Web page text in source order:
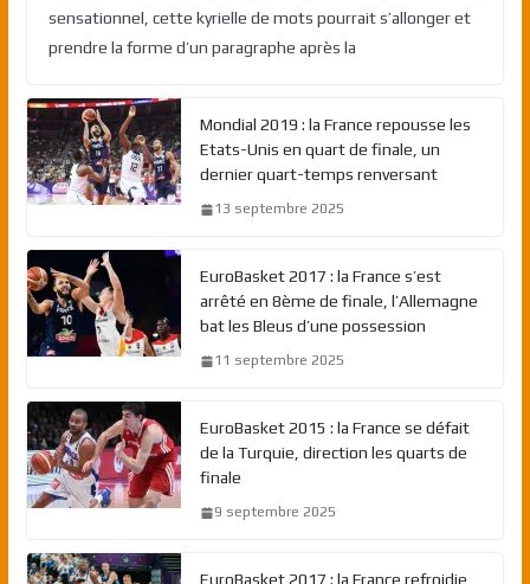
sensationnel, cette kyrielle de mots pourrait s’allonger et
prendre la forme d’un paragraphe après la
Mondial 2019 : la France repousse les
Etats-Unis en quart de finale, un
dernier quart-temps renversant
13 septembre 2025
EuroBasket 2017 : la France s’est
arrêté en 8ème de finale, l’Allemagne
bat les Bleus d’une possession
11 septembre 2025
EuroBasket 2015 : la France se défait
de la Turquie, direction les quarts de
finale
9 septembre 2025
EuroBasket 2017 : la France refroidie